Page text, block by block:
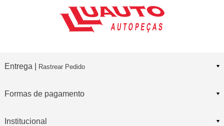
Entrega | Rastrear Pedido
Formas de pagamento
Institucional